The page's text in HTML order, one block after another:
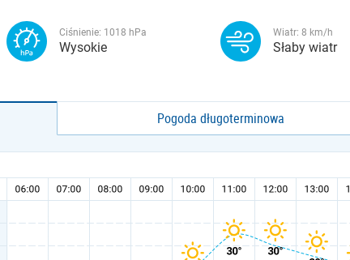
Ciśnienie: 1018 hPa
Wysokie
Wiatr: 8 km/h
Słaby wiatr
Pogoda długoterminowa